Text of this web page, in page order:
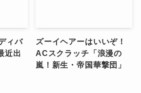
ィバ
近出
ズーイヘアーはいいぞ！
ACスクラッチ「浪漫の
嵐！新生・帝国華撃団」